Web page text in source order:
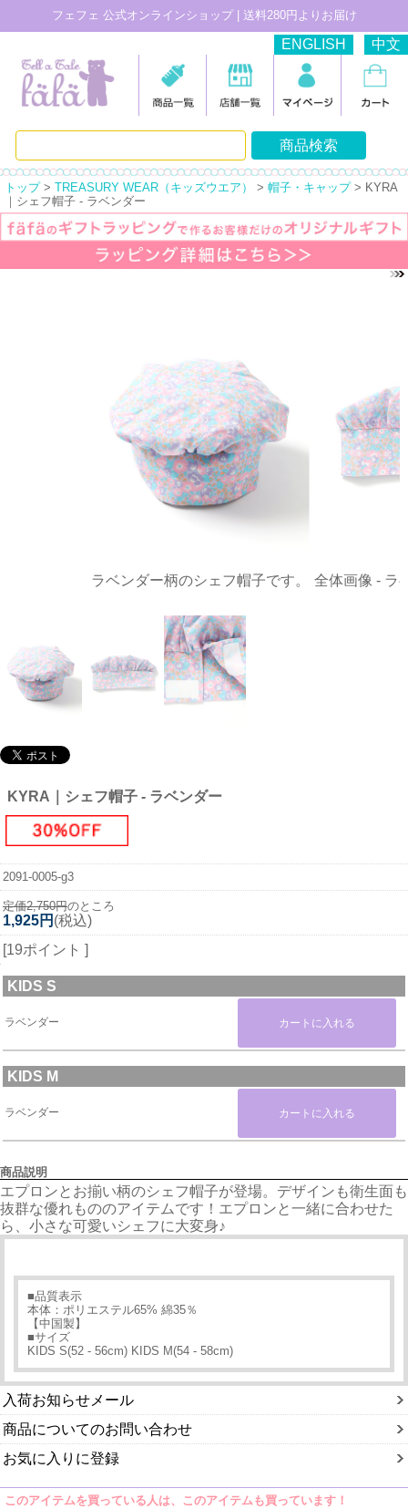
フェフェ 公式オンラインショップ | 送料280円よりお届け
ENGLISH 中文
トップ> TREASURY WEAR（キッズウエア） > 帽子・キャップ> KYRA
｜シェフ帽子 - ラベンダー
ラベンダー柄のシェフ帽子です。 全体画像 - ラ
KYRA｜シェフ帽子 - ラベンダー
2091-0005-g3
定価2,750円のところ
1,925円 (税込)
[19ポイント ]
KIDS S
ラベンダー
KIDS M
ラベンダー
商品説明
エプロンとお揃い柄のシェフ帽子が登場。デザインも衛生面も
抜群な優れもののアイテムです！エプロンと一緒に合わせた
ら、小さな可愛いシェフに大変身♪
■品質表示
本体：ポリエステル65% 綿35％
【中国製】
■サイズ
KIDS S(52 - 56cm) KIDS M(54 - 58cm)
入荷お知らせメール
商品についてのお問い合わせ
お気に入りに登録
このアイテムを買っている人は、このアイテムも買っています！